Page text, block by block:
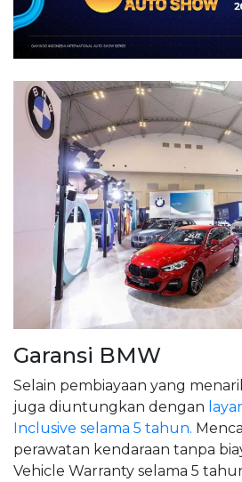
Garansi BMW
Selain pembiayaan yang
juga diuntungkan dengan
Inclusive selama 5 tahun.
perawatan kendaraan tanpa
Vehicle Warranty selama 5